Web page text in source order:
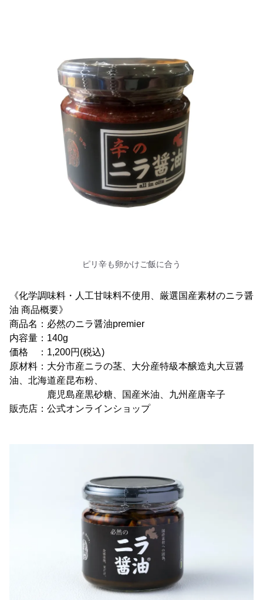
ピリ辛も卵かけご飯に合う
《化学調味料・人工甘味料不使用、厳選国産素材のニラ醤
油 商品概要》
商品名：必然のニラ醤油premier
内容量：140g
価格 ：1,200円(税込)
原材料：大分市産ニラの茎、大分産特級本醸造丸大豆醤
油、北海道産昆布粉、
鹿児島産黒砂糖、国産米油、九州産唐辛子
販売店：公式オンラインショップ